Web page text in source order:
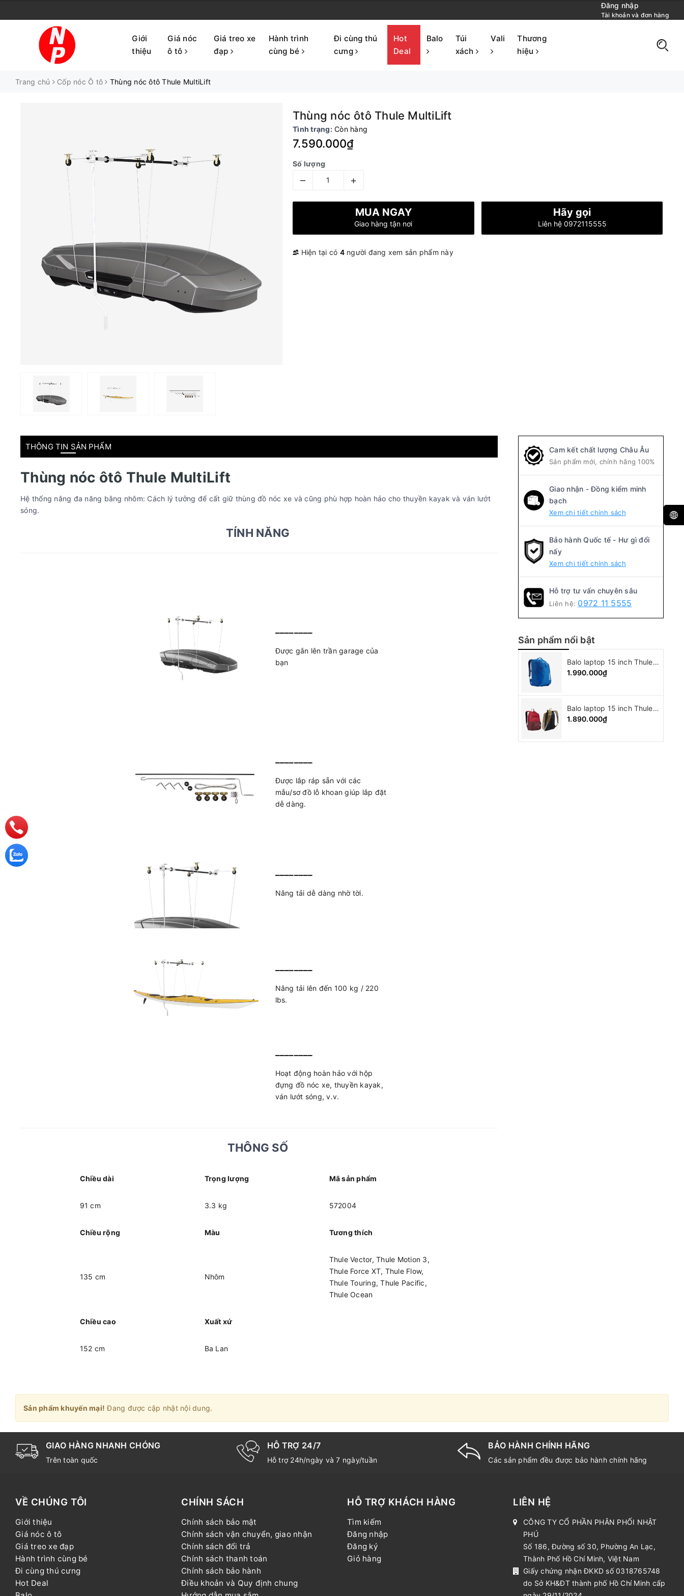
Đăng nhập
Tài khoản và đơn hàng
Giới
thiệu
Giá nóc
ô tô
Giá treo xe
đạp
Hành trình
cùng bé
Đi cùng thú
cưng
Hot
Deal
Balo
Túi
xách
Vali
Thương
hiệu
Trang chủ Cốp nóc Ô tô Thùng nóc ôtô Thule MultiLift
Thùng nóc ôtô Thule MultiLift
Tình trạng: Còn hàng
7.590.000₫
Số lượng
– +
MUA NGAY
Giao hàng tận nơi
Hãy gọi
Liên hệ 0972115555
Hiện tại có 4người đang xem sản phẩm này
THÔNG TIN SẢN PHẨM
Thùng nóc ôtô Thule MultiLift
Hệ thống nâng đa năng bằng nhôm: Cách lý tưởng để cất giữ thùng đồ nóc xe và cũng phù hợp hoàn hảo cho thuyền kayak và ván lướt
sóng.
TÍNH NĂNG
Được gắn lên trần garage của
bạn
Được lắp ráp sẵn với các
mẫu/sơ đồ lỗ khoan giúp lắp đặt
dễ dàng.
Nâng tải dễ dàng nhờ tời.
Nâng tải lên đến 100 kg / 220
lbs.
Hoạt động hoàn hảo với hộp
đựng đồ nóc xe, thuyền kayak,
ván lướt sóng, v.v.
THÔNG SỐ
Chiều dài Trọng lượng Mã sản phẩm
91 cm 3.3 kg 572004
Chiều rộng Màu Tương thích
135 cm Nhôm
Thule Vector, Thule Motion 3,
Thule Force XT, Thule Flow,
Thule Touring, Thule Pacific,
Thule Ocean
Chiều cao Xuất xứ
152 cm Ba Lan
Cam kết chất lượng Châu Âu
Sản phẩm mới, chính hãng 100%
Giao nhận - Đồng kiểm minh
bạch
Xem chi tiết chính sách
Bảo hành Quốc tế - Hư gì đổi
nấy
Xem chi tiết chính sách
Hỗ trợ tư vấn chuyên sâu
Liên hệ: 0972 11 5555
Sản phẩm nổi bật
Balo laptop 15 inch Thule Crossover backpack
1.990.000₫
Balo laptop 15 inch Thule Departer backpack ( 21L )
1.890.000₫
Sản phẩm khuyến mại! Đang được cập nhật nội dung.
GIAO HÀNG NHANH CHÓNG
Trên toàn quốc
HỖ TRỢ 24/7
Hỗ trợ 24h/ngày và 7 ngày/tuần
BẢO HÀNH CHÍNH HÃNG
Các sản phẩm đều được bảo hành chính hãng
VỀ CHÚNG TÔI
Giới thiệu
Giá nóc ô tô
Giá treo xe đạp
Hành trình cùng bé
Đi cùng thú cưng
Hot Deal
CHÍNH SÁCH
Chính sách bảo mật
Chính sách vận chuyển, giao nhận
Chính sách đổi trả
Chính sách thanh toán
Chính sách bảo hành
Điều khoản và Quy định chung
HỖ TRỢ KHÁCH HÀNG
Tìm kiếm
Đăng nhập
Đăng ký
Giỏ hàng
LIÊN HỆ
CÔNG TY CỔ PHẦN PHÂN PHỐI NHẬT
PHÚ
Số 186, Đường số 30, Phường An Lạc,
Thành Phố Hồ Chí Minh, Việt Nam
Giấy chứng nhận ĐKKD số 0318765748
do Sở KH&ĐT thành phố Hồ Chí Minh cấp